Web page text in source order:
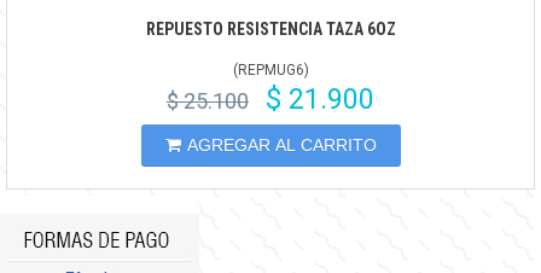
REPUESTO RESISTENCIA TAZA 6OZ
( REPMUG6)
$ 25.100 $ 21.900
AGREGAR AL CARRITO